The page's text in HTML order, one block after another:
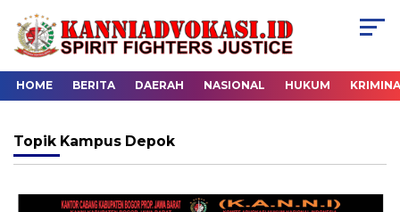
HOME BERITA DAERAH NASIONAL HUKUM
Topik Kampus Depok